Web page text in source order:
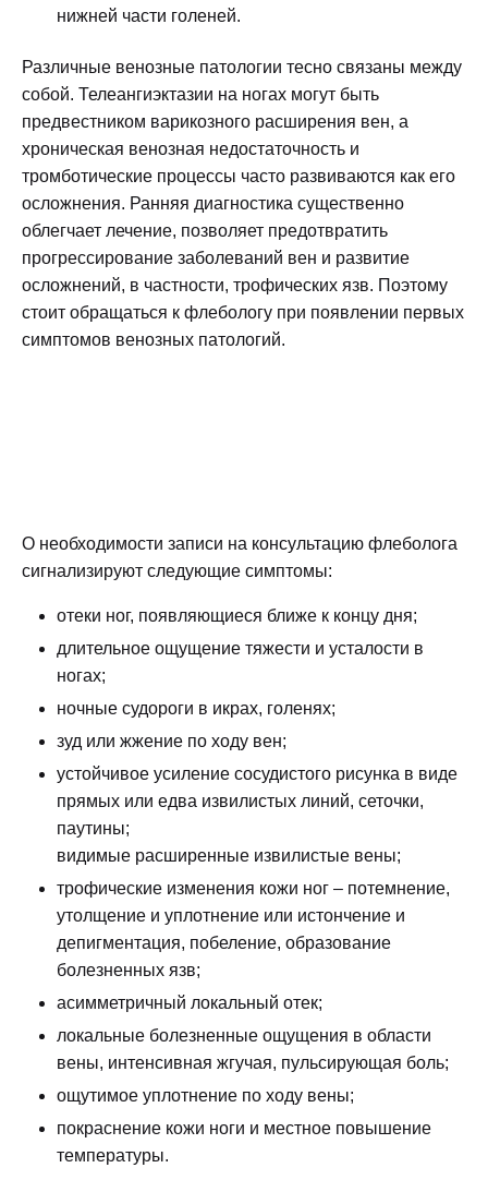
нижней части голеней.
Различные венозные патологии тесно связаны между
собой. Телеангиэктазии на ногах могут быть
предвестником варикозного расширения вен, а
хроническая венозная недостаточность и
тромботические процессы часто развиваются как его
осложнения. Ранняя диагностика существенно
облегчает лечение, позволяет предотвратить
прогрессирование заболеваний вен и развитие
осложнений, в частности, трофических язв. Поэтому
стоит обращаться к флебологу при появлении первых
симптомов венозных патологий.
О необходимости записи на консультацию флеболога
сигнализируют следующие симптомы:
отеки ног, появляющиеся ближе к концу дня;
длительное ощущение тяжести и усталости в
ногах;
ночные судороги в икрах, голенях;
зуд или жжение по ходу вен;
устойчивое усиление сосудистого рисунка в виде
прямых или едва извилистых линий, сеточки,
паутины;
видимые расширенные извилистые вены;
трофические изменения кожи ног – потемнение,
утолщение и уплотнение или истончение и
депигментация, побеление, образование
болезненных язв;
асимметричный локальный отек;
локальные болезненные ощущения в области
вены, интенсивная жгучая, пульсирующая боль;
ощутимое уплотнение по ходу вены;
покраснение кожи ноги и местное повышение
температуры.